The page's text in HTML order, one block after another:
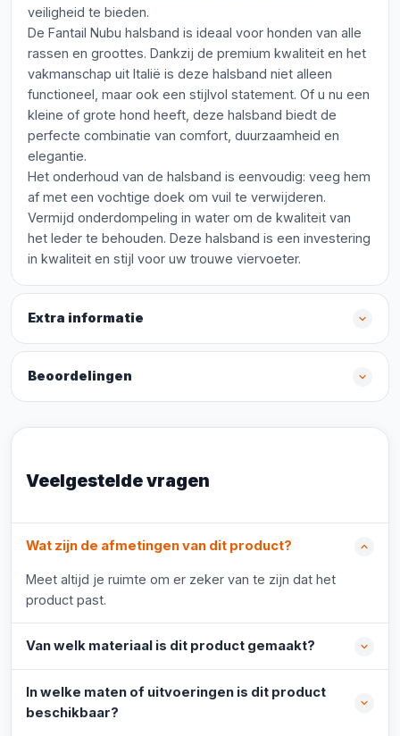
veiligheid te bieden.
De Fantail Nubu halsband is ideaal voor honden van alle
rassen en groottes. Dankzij de premium kwaliteit en het
vakmanschap uit Italië is deze halsband niet alleen
functioneel, maar ook een stijlvol statement. Of u nu een
kleine of grote hond heeft, deze halsband biedt de
perfecte combinatie van comfort, duurzaamheid en
elegantie.
Het onderhoud van de halsband is eenvoudig: veeg hem
af met een vochtige doek om vuil te verwijderen.
Vermijd onderdompeling in water om de kwaliteit van
het leder te behouden. Deze halsband is een investering
in kwaliteit en stijl voor uw trouwe viervoeter.
Extra informatie
Beoordelingen
Veelgestelde vragen
Wat zijn de afmetingen van dit product?
Meet altijd je ruimte om er zeker van te zijn dat het
product past.
Van welk materiaal is dit product gemaakt?
In welke maten of uitvoeringen is dit product
beschikbaar?